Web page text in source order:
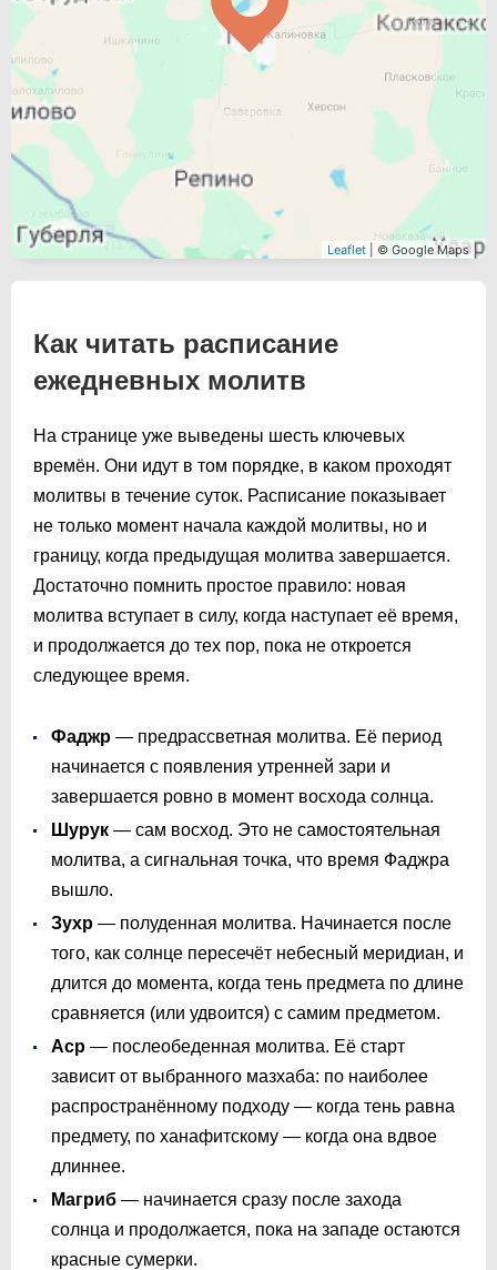
Leaflet | © Google Maps
Как читать расписание
ежедневных молитв
На странице уже выведены шесть ключевых
времён. Они идут в том порядке, в каком проходят
молитвы в течение суток. Расписание показывает
не только момент начала каждой молитвы, но и
границу, когда предыдущая молитва завершается.
Достаточно помнить простое правило: новая
молитва вступает в силу, когда наступает её время,
и продолжается до тех пор, пока не откроется
следующее время.
Фаджр — предрассветная молитва. Её период
начинается с появления утренней зари и
завершается ровно в момент восхода солнца.
Шурук — сам восход. Это не самостоятельная
молитва, а сигнальная точка, что время Фаджра
вышло.
Зухр — полуденная молитва. Начинается после
того, как солнце пересечёт небесный меридиан, и
длится до момента, когда тень предмета по длине
сравняется (или удвоится) с самим предметом.
Аср — послеобеденная молитва. Её старт
зависит от выбранного мазхаба: по наиболее
распространённому подходу — когда тень равна
предмету, по ханафитскому — когда она вдвое
длиннее.
Магриб — начинается сразу после захода
солнца и продолжается, пока на западе остаются
красные сумерки.